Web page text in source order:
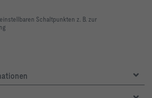
Schaltpunkten z. B. zur